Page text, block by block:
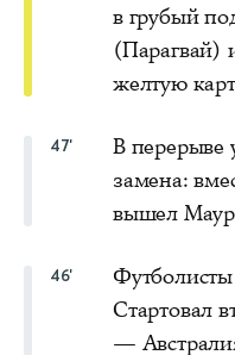
в грубый
(Парагвай)
желтую
47'
В перерыве
замена:
вышел
46'
Стартовал
—